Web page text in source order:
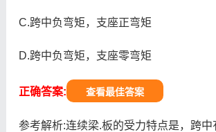
C.跨中负弯矩，支座正弯矩
D.跨中负弯矩，支座零弯矩
正确答案: 查看最佳答案
参考解析:连续梁.板的受力特点是，跨